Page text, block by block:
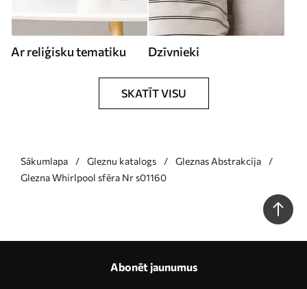
Ar reliģisku tematiku Dzīvnieki
SKATĪT VISU
Sākumlapa Gleznu katalogs
Gleznas Abstrakcija
Glezna Whirlpool sfēra Nr s01160
Abonēt jaunumus